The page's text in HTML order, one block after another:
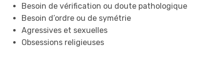
Besoin de vérification ou doute pathologique
Besoin d’ordre ou de symétrie
Agressives et sexuelles
Obsessions religieuses